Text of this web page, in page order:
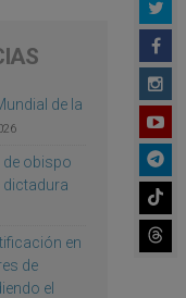
de la
de obispo
en
de
el